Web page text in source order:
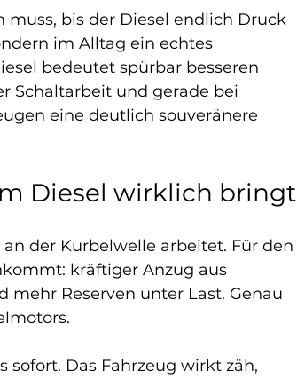
bis der Diesel endlich Druck
im Alltag ein echtes
bedeutet spürbar besseren
Schaltarbeit und gerade bei
eine deutlich souveränere
Diesel wirklich bringt
der Kurbelwelle arbeitet. Für den
kräftiger Anzug aus
mehr Reserven unter Last. Genau
sofort. Das Fahrzeug wirkt zäh,